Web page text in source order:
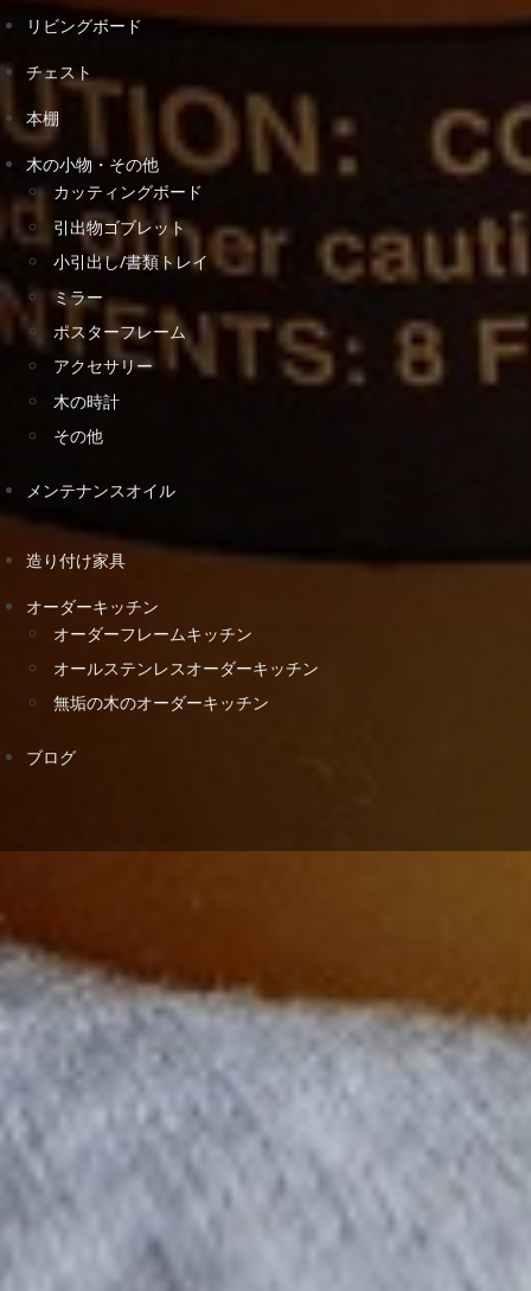
リビングボード
チェスト
本棚
木の小物・その他
カッティングボード
引出物ゴブレット
小引出し/書類トレイ
ミラー
ポスターフレーム
アクセサリー
木の時計
その他
メンテナンスオイル
造り付け家具
オーダーキッチン
オーダーフレームキッチン
オールステンレスオーダーキッチン
無垢の木のオーダーキッチン
ブログ